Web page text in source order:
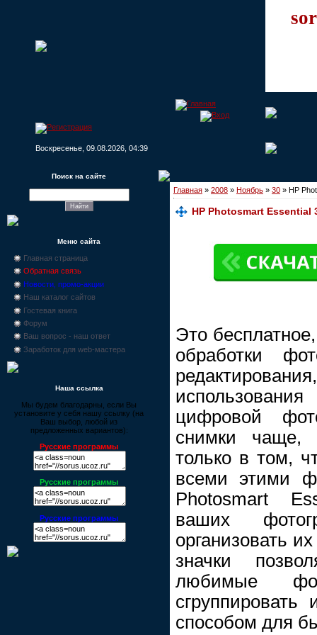
Воскресенье, 09.08.2026, 04:39
Поиск на сайте
Меню сайта
Главная страница
Обратная связь
Новости, промо-акции
Наш каталог сайтов
Гостевая книга
Форум
Ваш вопрос - наш ответ
Заработок для web-мастера
Наша ссылка
Мы будем благодарны, если Вы
установите у себя нашу ссылку (на
Ваш выбор, любой из
предложенных вариантов):
Русские программы
Русские программы
Русские программы
Главная » 2008 » Ноябрь » 30 » HP
HP Photosmart Essential
Это
обработки
цифровой
снимки чаще,
только в том,
всеми этими
Photosmart
ваших
организовать
значки
любимые
способом для